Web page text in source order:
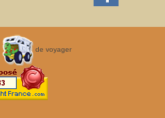
de voyager